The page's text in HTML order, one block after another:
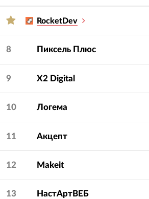
RocketDev
8 Пиксель Плюс
9 X2 Digital
10 Логема
11 Акцепт
12 Makeit
13 НастАртВЕБ